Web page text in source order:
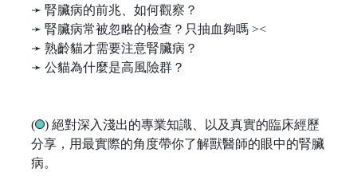
➛ 腎臟病的前兆、如何觀察？
➛ 腎臟病常被忽略的檢查？只抽血夠嗎 ><
➛ 熟齡貓才需要注意腎臟病？
➛ 公貓為什麼是高風險群？
(
) 絕對深入淺出的專業知識、以及真實的臨床經歷
分享，用最實際的角度帶你了解獸醫師的眼中的腎臟
病。